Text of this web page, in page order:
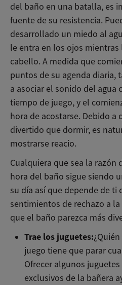
del baño en una batalla, es
fuente de su resistencia.
desarrollado un miedo al
le entra en los ojos
cabello. A medida que
puntos de su agenda diaria,
a asociar el sonido del agua
tiempo de juego, y el
hora de acostarse. Debido a
divertido que dormir, es
mostrarse reacio.
Cualquiera que sea la razón
hora del baño sigue siendo
su día así que depende de ti
sentimientos de rechazo a
que el baño parezca más
Trae los juguetes:
juego tiene que parar
Ofrecer algunos
exclusivos de la bañera